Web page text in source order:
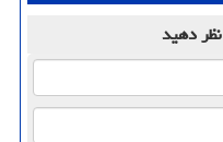
نظر دهید